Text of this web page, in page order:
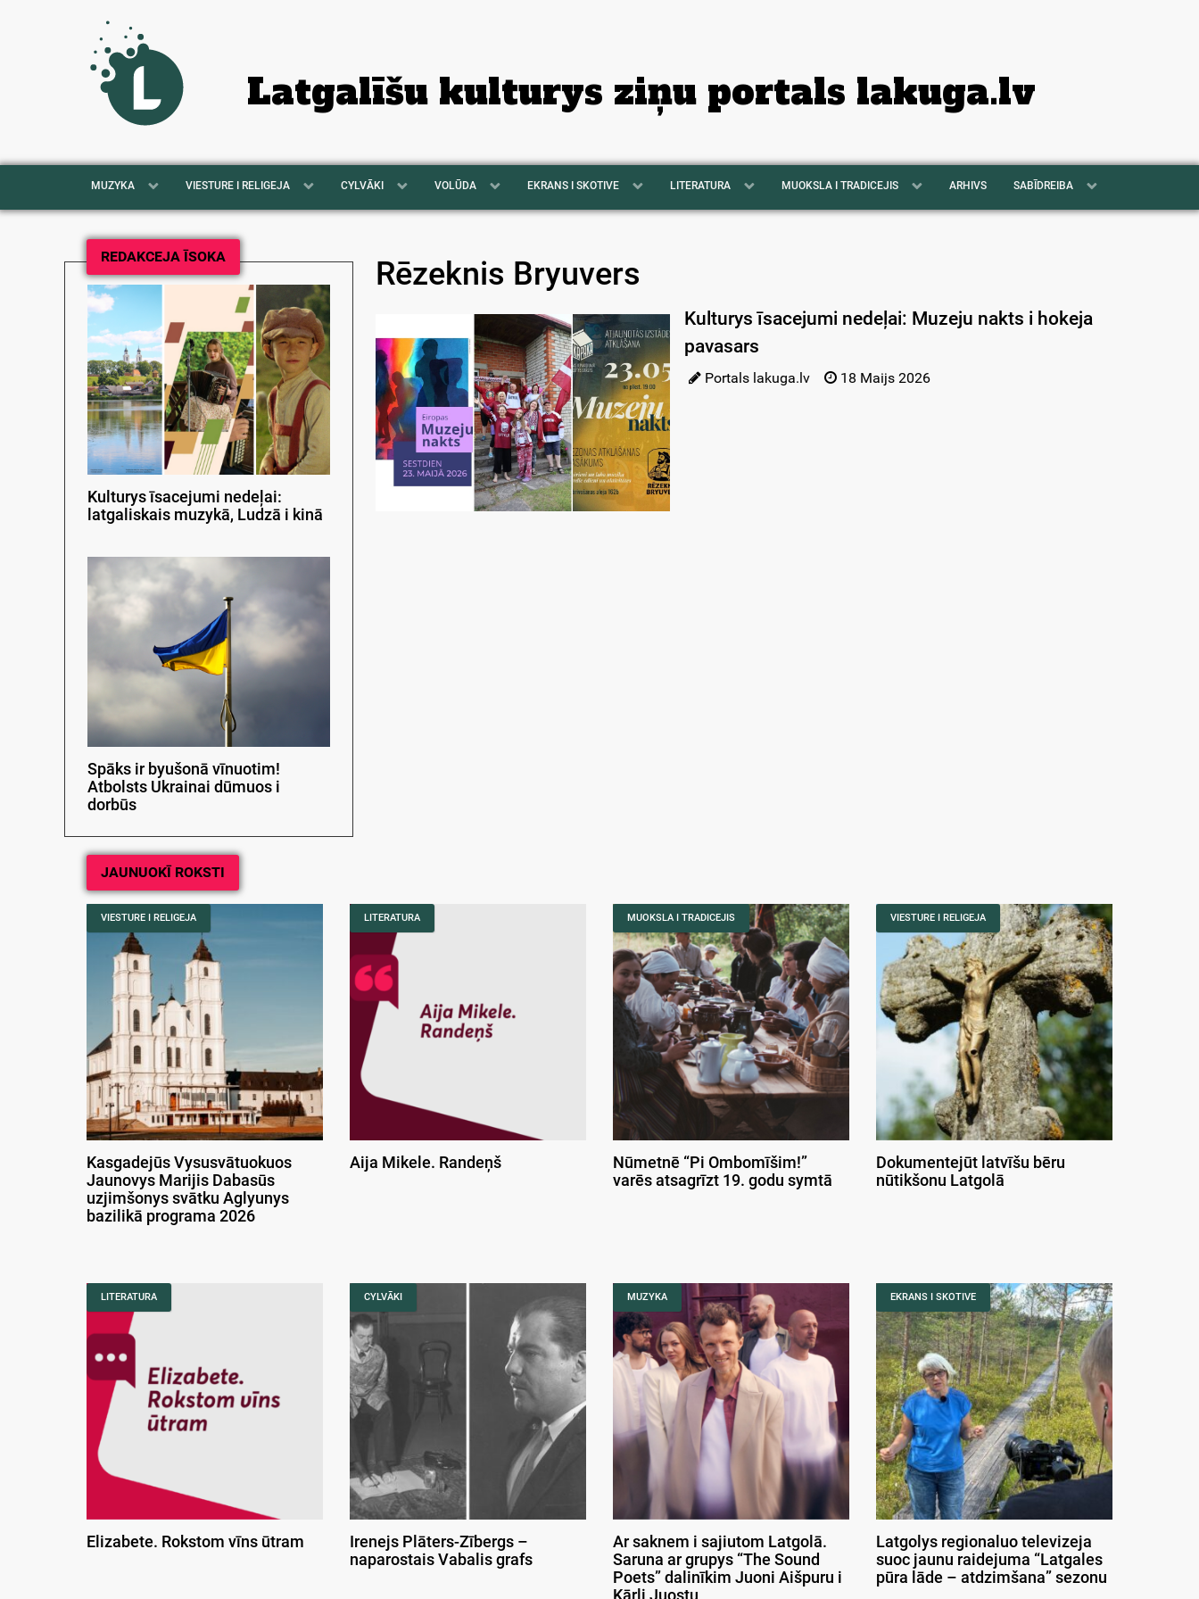
Latgalīšu kulturys ziņu portals lakuga.lv
MUZYKA VIESTURE I RELIGEJA CYLVĀKI VOLŪDA EKRANS I SKOTIVE LITERATURA MUOKSLA I TRADICEJIS ARHIVS SABĪDREIBA
REDAKCEJA ĪSOKA
Kulturys īsacejumi nedeļai:
latgaliskais muzykā, Ludzā i kinā
Spāks ir byušonā vīnuotim!
Atbolsts Ukrainai dūmuos i
dorbūs
Rēzeknis Bryuvers
Kulturys īsacejumi nedeļai: Muzeju nakts i hokeja
pavasars
Portals lakuga.lv 18 Maijs 2026
JAUNUOKĪ ROKSTI
VIESTURE I RELIGEJA
Kasgadejūs Vysusvātuokuos
Jaunovys Marijis Dabasūs
uzjimšonys svātku Aglyunys
bazilikā programa 2026
LITERATURA
Aija Mikele. Randeņš
MUOKSLA I TRADICEJIS
Nūmetnē “Pi Ombomīšim!”
varēs atsagrīzt 19. godu symtā
VIESTURE I RELIGEJA
Dokumentejūt latvīšu bēru
nūtikšonu Latgolā
LITERATURA
Elizabete. Rokstom vīns ūtram
CYLVĀKI
Irenejs Plāters-Zībergs –
naparostais Vabalis grafs
MUZYKA
Ar saknem i sajiutom Latgolā.
Saruna ar grupys “The Sound
Poets” dalinīkim Juoni Aišpuru i
Kārli Juostu
EKRANS I SKOTIVE
Latgolys regionaluo televizeja
suoc jaunu raidejuma “Latgales
pūra lāde – atdzimšana” sezonu